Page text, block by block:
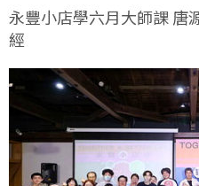
永豐小店學六月大師課 唐
經